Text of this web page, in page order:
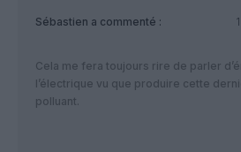
Sébastien a commenté :
Cela me fera toujours rire de parler
l’électrique vu que produire cette
polluant.